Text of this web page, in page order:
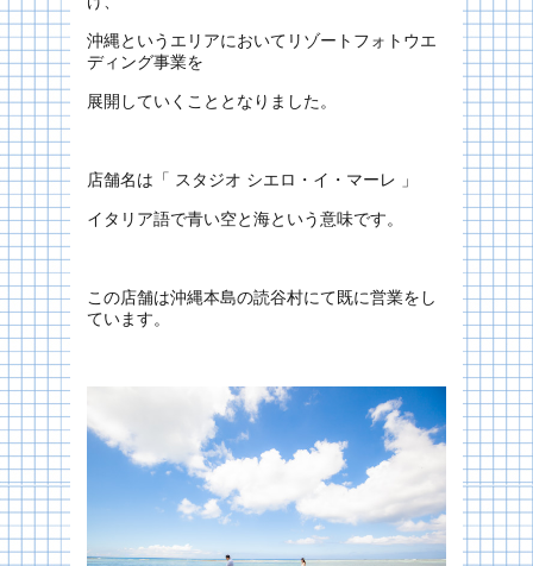
沖縄というエリアにおいてリゾートフォトウエ
ディング事業を
展開していくこととなりました。
店舗名は「 スタジオ シエロ・イ・マーレ 」
イタリア語で青い空と海という意味です。
この店舗は沖縄本島の読谷村にて既に営業をし
ています。